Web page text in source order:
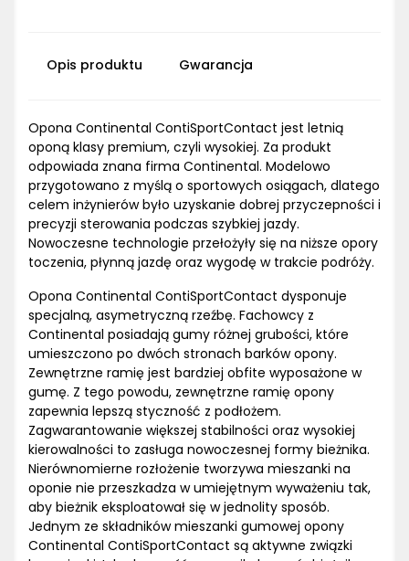
Opis produktu Gwarancja
Opona Continental ContiSportContact jest letnią
oponą klasy premium, czyli wysokiej. Za produkt
odpowiada znana firma Continental. Modelowo
przygotowano z myślą o sportowych osiągach, dlatego
celem inżynierów było uzyskanie dobrej przyczepności i
precyzji sterowania podczas szybkiej jazdy.
Nowoczesne technologie przełożyły się na niższe opory
toczenia, płynną jazdę oraz wygodę w trakcie podróży.
Opona Continental ContiSportContact dysponuje
specjalną, asymetryczną rzeźbę. Fachowcy z
Continental posiadają gumy różnej grubości, które
umieszczono po dwóch stronach barków opony.
Zewnętrzne ramię jest bardziej obfite wyposażone w
gumę. Z tego powodu, zewnętrzne ramię opony
zapewnia lepszą styczność z podłożem.
Zagwarantowanie większej stabilności oraz wysokiej
kierowalności to zasługa nowoczesnej formy bieżnika.
Nierównomierne rozłożenie tworzywa mieszanki na
oponie nie przeszkadza w umiejętnym wyważeniu tak,
aby bieżnik eksploatował się w jednolity sposób.
Jednym ze składników mieszanki gumowej opony
Continental ContiSportContact są aktywne związki